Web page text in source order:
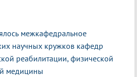
межкафедральное
научных кружков кафедр
реабилитации, физической
медицины